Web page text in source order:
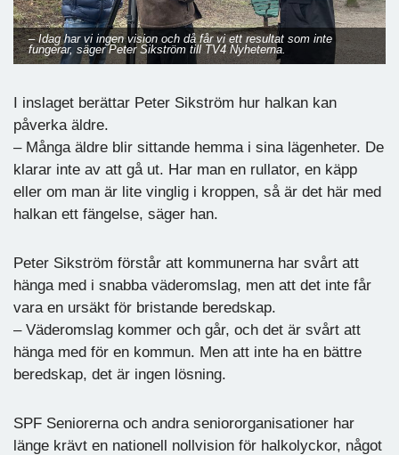
– Idag har vi ingen vision och då får vi ett resultat som inte
fungerar, säger Peter Sikström till TV4 Nyheterna.
I inslaget berättar Peter Sikström hur halkan kan
påverka äldre.
– Många äldre blir sittande hemma i sina lägenheter. De
klarar inte av att gå ut. Har man en rullator, en käpp
eller om man är lite vinglig i kroppen, så är det här med
halkan ett fängelse, säger han.
Peter Sikström förstår att kommunerna har svårt att
hänga med i snabba väderomslag, men att det inte får
vara en ursäkt för bristande beredskap.
– Väderomslag kommer och går, och det är svårt att
hänga med för en kommun. Men att inte ha en bättre
beredskap, det är ingen lösning.
SPF Seniorerna och andra seniororganisationer har
länge krävt en nationell nollvision för halkolyckor, något